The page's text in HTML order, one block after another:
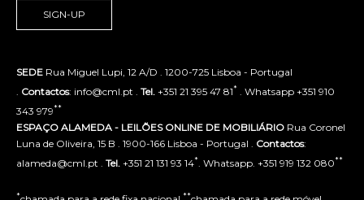
SIGN-UP
SEDE Rua Miguel Lupi, 12 A/D . 1200-725 Lisboa - Portugal
Contactos: info@cml.pt . Tel. +351 21 395 47 81* . Whatsapp +351 910
343 979**
ESPAÇO ALAMEDA - LEILÕES ONLINE DE MOBILIÁRIO Rua Coronel
Luna de Oliveira, 15 B . 1900-166 Lisboa - Portugal . Contactos:
alameda@cml.pt . Tel. +351 21 131 93 14* . Whatsapp. +351 919 132 080**
* **